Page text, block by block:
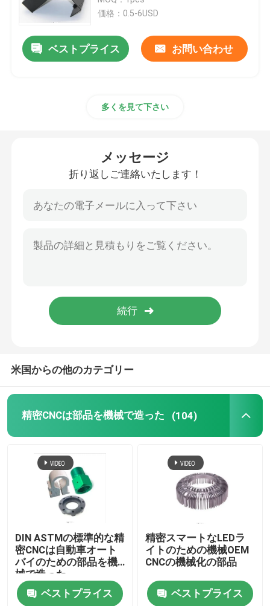
精密陶磁器の部品
部品を押すハードウェア
金属の予備品
部品を押す精密金属
プラスチック部品の設計
オートバイの予備品
価格：0.5-6USD
ベストプライス お問い合わせ
多くを見て下さい
メッセージ
折り返しご連絡いたします！
米国からの他のカテゴリー
精密CNCは部品を機械で造った (104)
DIN ASTMの標準的な精
密CNCは自動車オート
バイのための部品を機
械で造った
ベストプライス
精密スマートなLEDラ
イトのための機械OEM
CNCの機械化の部品
ベストプライス